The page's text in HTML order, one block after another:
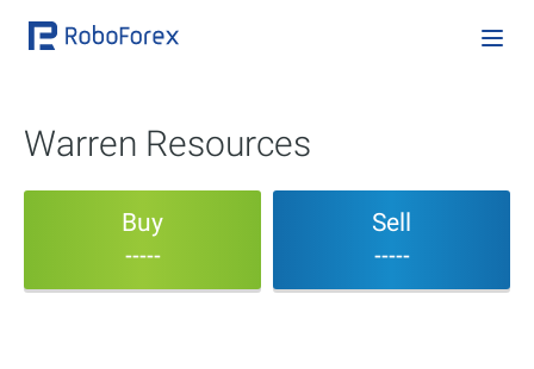
Warren Resources
Buy
-----
Sell
-----